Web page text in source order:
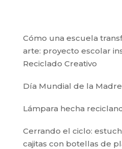
Cómo una escuela
arte: proyecto escolar
Reciclado Creativo
Día Mundial de la
Lámpara hecha
Cerrando el ciclo:
cajitas con botellas de